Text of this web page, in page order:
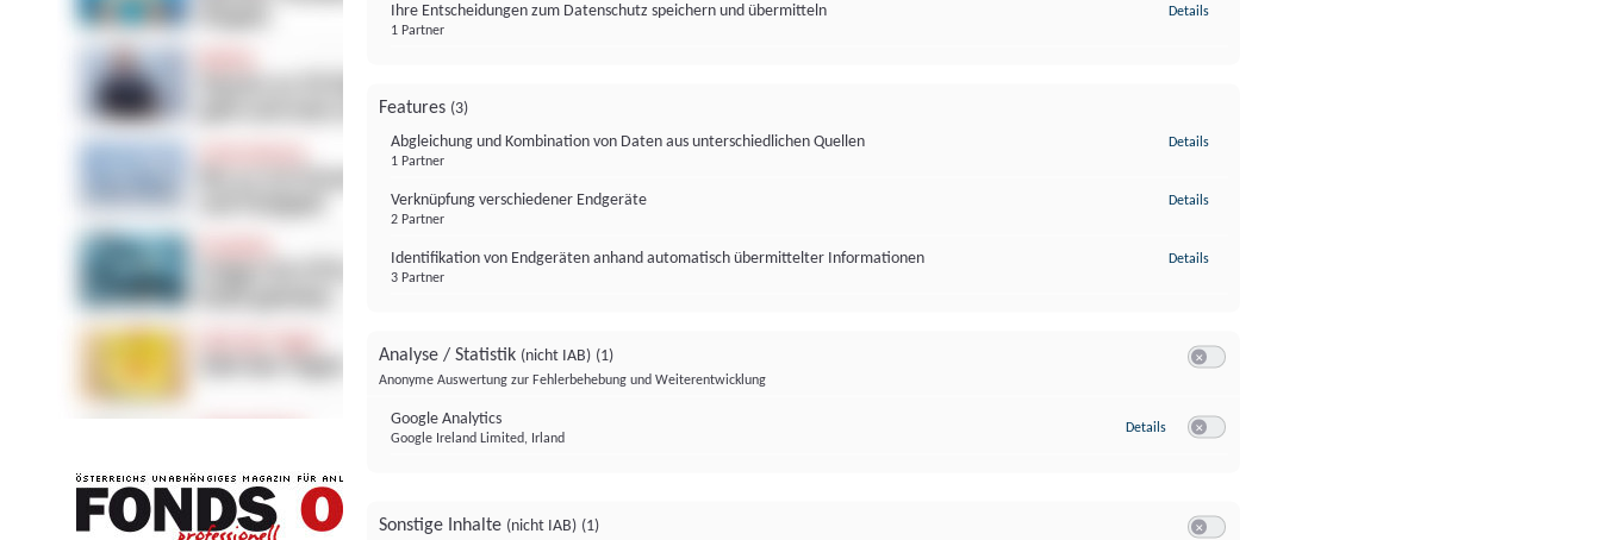
Ihre Entscheidungen zum Datenschutz speichern und übermitteln
1 Partner
Details
Features (3)
Abgleichung und Kombination von Daten aus unterschiedlichen Quellen
1 Partner
Details
Verknüpfung verschiedener Endgeräte
2 Partner
Details
Identifikation von Endgeräten anhand automatisch übermittelter Informationen
3 Partner
Details
Analyse / Statistik (nicht IAB) (1)
Anonyme Auswertung zur Fehlerbehebung und Weiterentwicklung
Google Analytics
Google Ireland Limited, Irland
Details zu Google Analytics
Sonstige Inhalte (nicht IAB) (1)